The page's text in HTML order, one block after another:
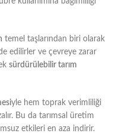
temel taşlarından biri olarak
edilirler ve çevreye zarar
sürdürülebilir tarım
yle hem toprak verimliliği
Bu da tarımsal üretim
etkileri en aza indirir.